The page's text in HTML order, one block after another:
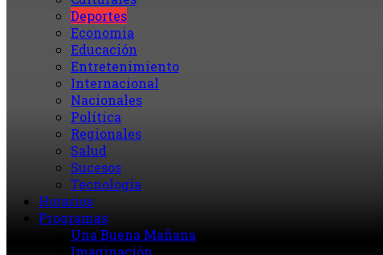
Deportes
Economia
Educación
Entretenimiento
Internacional
Nacionales
Política
Regionales
Salud
Sucesos
Tecnología
Horarios
Programas
Una Buena Mañana
Imaginación